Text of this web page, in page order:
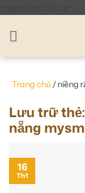
Trang chủ / niềng
Lưu trữ thẻ:
nẵng
16
Th1